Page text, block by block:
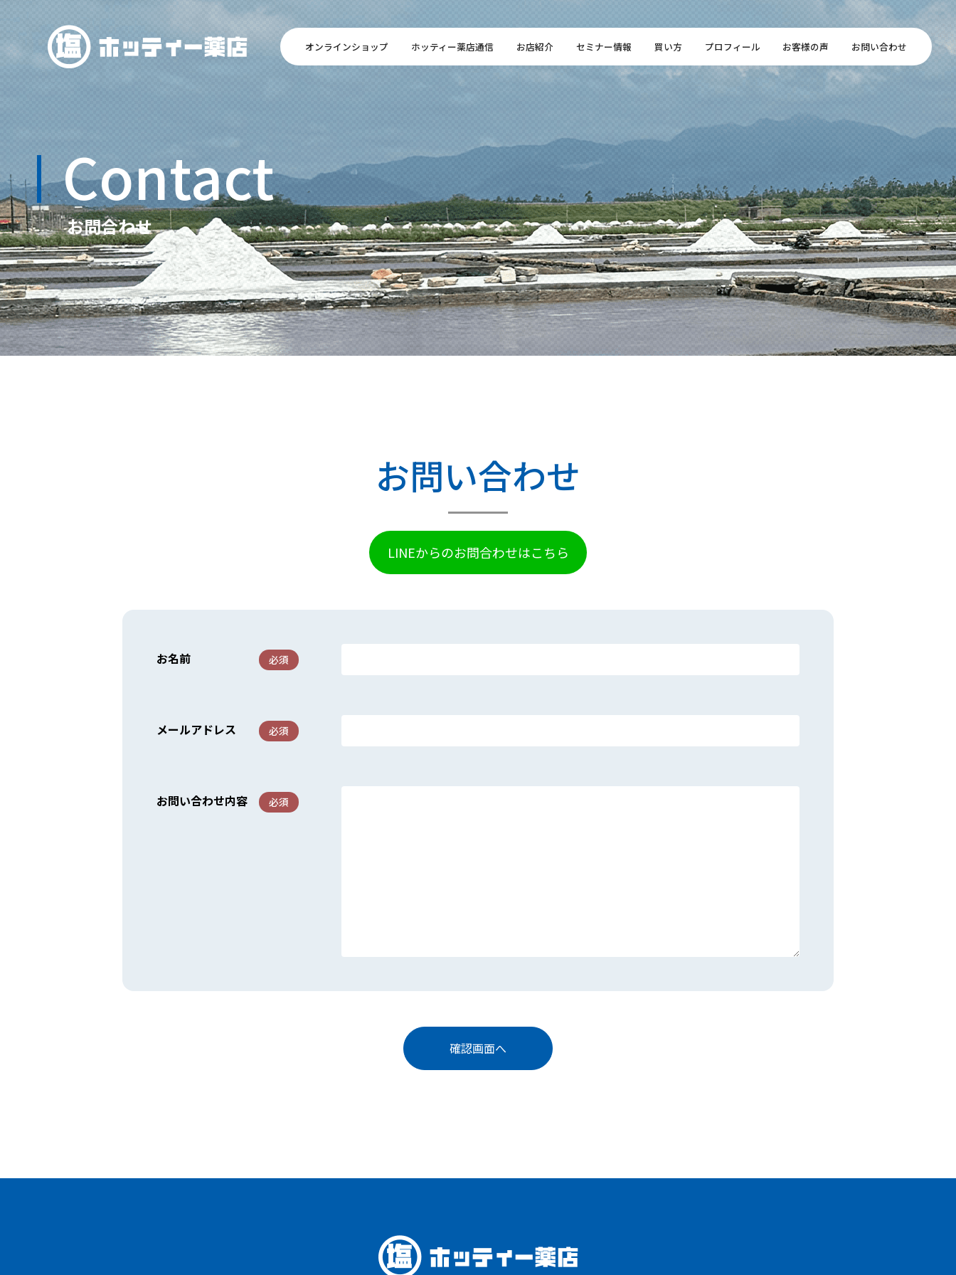
オンラインショップ ホッティー薬店通信 お店紹介 セミナー情報 買い方 プロフィール お客様の声 お問い合わせ
Contact
お問合わせ
お問い合わせ
LINEからのお問合わせはこちら
お名前 必須
メールアドレス 必須
お問い合わせ内容 必須